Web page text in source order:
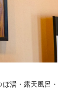
湯・露天風呂・